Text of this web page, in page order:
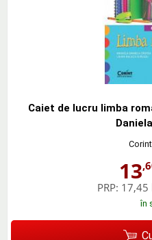
Caiet de lucru limba
Corint
13
PRP: 17,45
în